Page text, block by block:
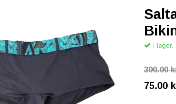
I lager.
300.00
75.00